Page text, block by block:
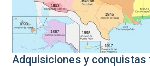
Adquisiciones y